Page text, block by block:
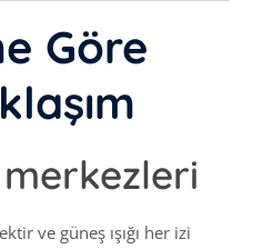
Göre
ve güneş ışığı her izi